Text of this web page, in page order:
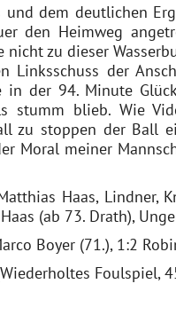
und dem deutlichen
den Heimweg
zu dieser
Linksschuss der
der 94. Minute
stumm blieb. Wie
zu stoppen der Ball
Moral meiner
Haas, Lindner,
(ab 73. Drath),
Boyer (71.), 1:2
Foulspiel,